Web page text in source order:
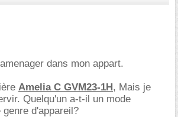
dans mon appart.
Amelia C GVM23-1H, Mais je
Quelqu'un a-t-il un mode
d'appareil?